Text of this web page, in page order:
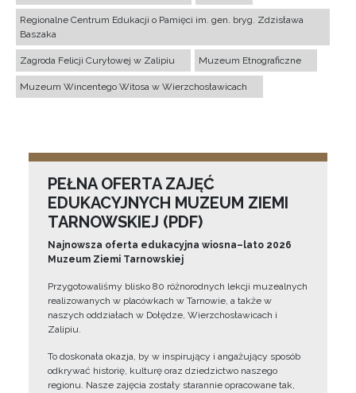
Regionalne Centrum Edukacji o Pamięci im. gen. bryg. Zdzisława
Baszaka
Zagroda Felicji Curyłowej w Zalipiu Muzeum Etnograficzne
Muzeum Wincentego Witosa w Wierzchosławicach
PEŁNA OFERTA ZAJĘĆ
EDUKACYJNYCH MUZEUM ZIEMI
TARNOWSKIEJ (PDF)
Najnowsza oferta edukacyjna wiosna–lato 2026
Muzeum Ziemi Tarnowskiej
Przygotowaliśmy blisko 80 różnorodnych lekcji muzealnych
realizowanych w placówkach w Tarnowie, a także w
naszych oddziałach w Dołędze, Wierzchosławicach i
Zalipiu.
To doskonała okazja, by w inspirujący i angażujący sposób
odkrywać historię, kulturę oraz dziedzictwo naszego
regionu. Nasze zajęcia zostały starannie opracowane tak,